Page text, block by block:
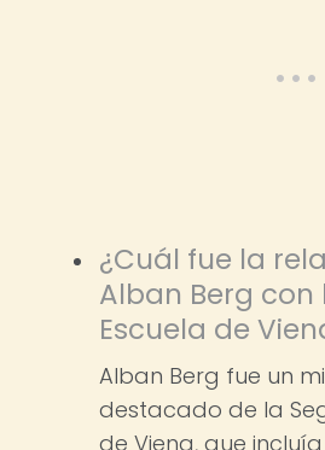
¿Cuál fue la
Alban Berg con
Escuela de
Alban Berg fue un
destacado de la
de Viena, que